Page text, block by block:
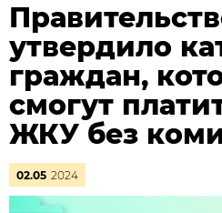
утвердило
граждан,
смогут
ЖКУ без
02.05 2024